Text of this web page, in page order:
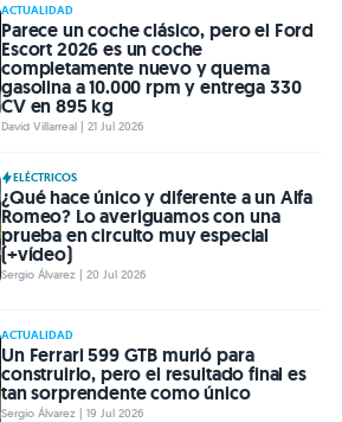
ACTUALIDAD
Parece un coche clásico, pero el Ford
Escort 2026 es un coche
completamente nuevo y quema
gasolina a 10.000 rpm y entrega 330
CV en 895 kg
David Villarreal | 21 Jul 2026
ELÉCTRICOS
¿Qué hace único y diferente a un Alfa
Romeo? Lo averiguamos con una
prueba en circuito muy especial
(+vídeo)
Sergio Álvarez | 20 Jul 2026
ACTUALIDAD
Un Ferrari 599 GTB murió para
construirlo, pero el resultado final es
tan sorprendente como único
Sergio Álvarez | 19 Jul 2026